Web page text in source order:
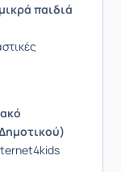
παιδιά